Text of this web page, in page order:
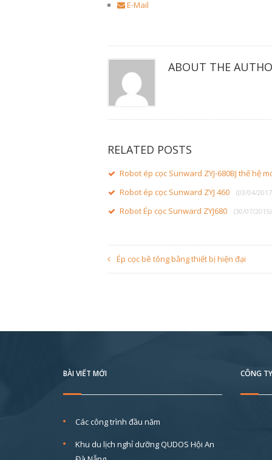
E-Mail
ABOUT THE
RELATED POSTS
Robot ép cọc Sunward ZYJ-680BJ thế hệ
Robot ép cọc Sunward ZYJ 460
(03/04/
Robot Ép cọc Sunward ZYJ680 (30/07/2015)
Ép cọc bê tông bằng thiết bị hiện đại
BÀI VIẾT MỚI
Các công trình đầu năm
Khu du lịch nghỉ dưỡng QUDOS Hội An
CÔNG